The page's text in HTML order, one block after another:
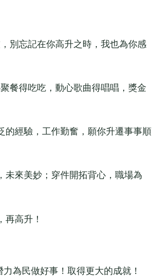
忘記在你高升之時，我也為你感
得吃吃，動心歌曲得唱唱，獎金
經驗，工作勤奮，願你升遷事事順
來美妙；穿件開拓背心，職場為
高升！
為民做好事！取得更大的成就！